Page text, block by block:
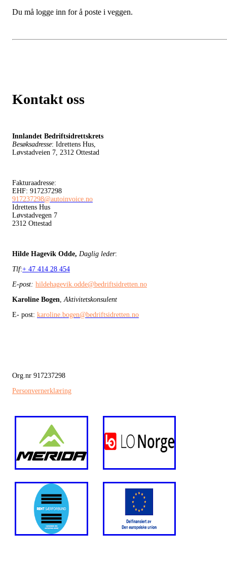
Du må logge inn for å poste i veggen.
Kontakt oss
Innlandet Bedriftsidrettskrets
Besøksadresse: Idrettens Hus,
Løvstadveien 7, 2312 Ottestad
Fakturaadresse:
EHF: 917237298
917237298@autoinvoice.no
Idrettens Hus
Løvstadvegen 7
2312 Ottestad
Hilde Hagevik Odde, Daglig leder:
Tlf:+ 47 414 28 454
E-post: hildehagevik.odde@bedriftsidretten.no
Karoline Bogen Aktivitetskonsulent
E- post: karoline.bogen@bedriftsidretten.no
Org.nr 917237298
Personvernerklæring